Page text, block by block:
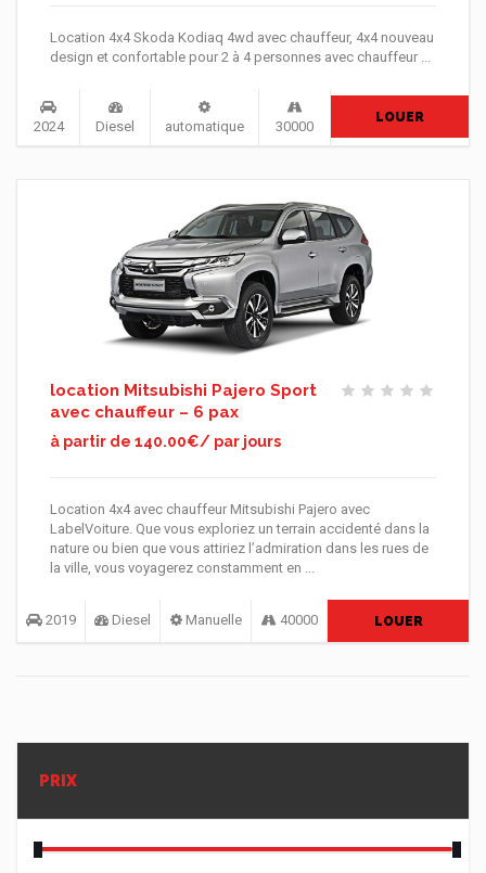
Location 4x4 Skoda Kodiaq 4wd avec chauffeur, 4x4 nouveau
design et confortable pour 2 à 4 personnes avec chauffeur ...
2024 Diesel automatique 30000
LOUER
location Mitsubishi Pajero Sport
avec chauffeur – 6 pax
à partir de 140.00€/ par jours
Location 4x4 avec chauffeur Mitsubishi Pajero avec
LabelVoiture. Que vous exploriez un terrain accidenté dans la
nature ou bien que vous attiriez l’admiration dans les rues de
la ville, vous voyagerez constamment en ...
2019 Diesel Manuelle 40000 LOUER
PRIX